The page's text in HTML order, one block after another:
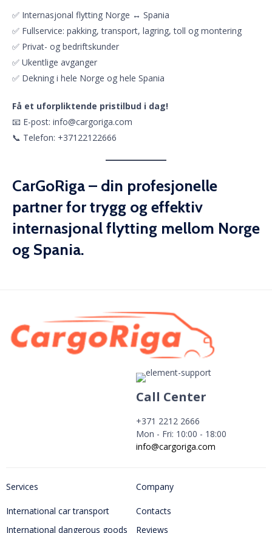
✅ Internasjonal flytting Norge ↔ Spania
✅ Fullservice: pakking, transport, lagring, toll og montering
✅ Privat- og bedriftskunder
✅ Ukentlige avganger
✅ Dekning i hele Norge og hele Spania
Få et uforpliktende pristilbud i dag!
📧 E-post: info@cargoriga.com
📞 Telefon: +37122122666
CarGoRiga – din profesjonelle
partner for trygg og effektiv
internasjonal flytting mellom Norge
og Spania.
Call Center
+371 2212 2666
Mon - Fri: 10:00 - 18:00
info@cargoriga.com
Services
International car transport
International dangerous goods
Company
Contacts
Reviews